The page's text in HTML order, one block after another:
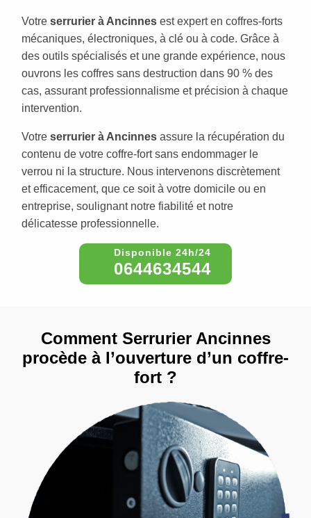
Votre serrurier à Ancinnes est expert en coffres-forts
mécaniques, électroniques, à clé ou à code. Grâce à
des outils spécialisés et une grande expérience, nous
ouvrons les coffres sans destruction dans 90 % des
cas, assurant professionnalisme et précision à chaque
intervention.
Votre serrurier à Ancinnes assure la récupération du
contenu de votre coffre-fort sans endommager le
verrou ni la structure. Nous intervenons discrètement
et efficacement, que ce soit à votre domicile ou en
entreprise, soulignant notre fiabilité et notre
délicatesse professionnelle.
0644634544
Comment Serrurier Ancinnes
procède à l’ouverture d’un coffre-
fort ?